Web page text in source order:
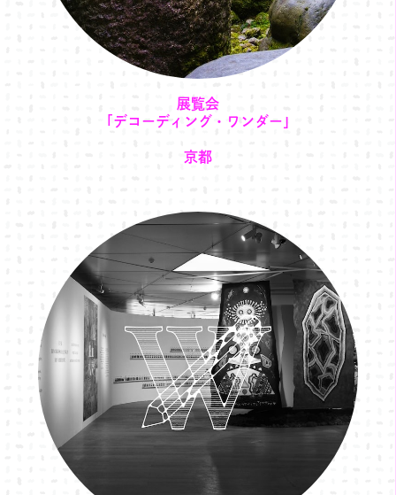
展覧会
「デコーディング・ワンダー」
京都